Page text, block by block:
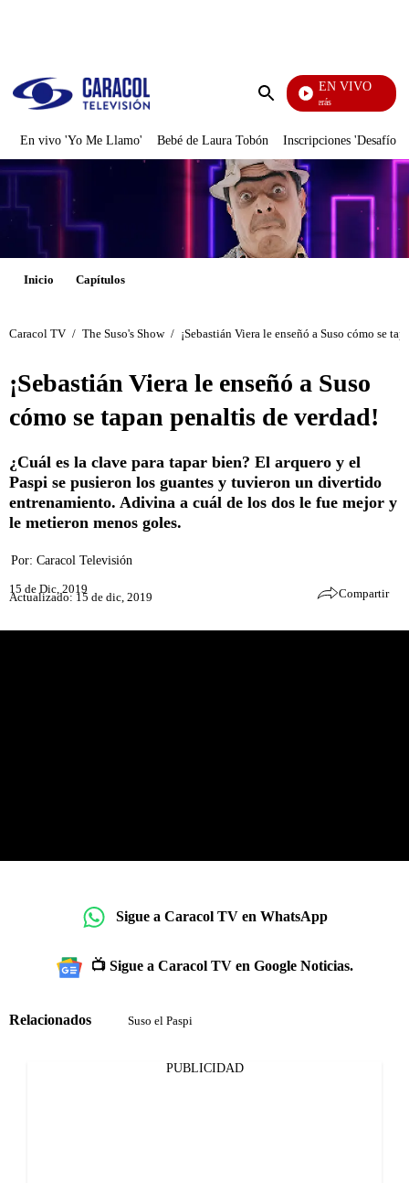
Enviar
EN VIVO
También Caerás
En vivo 'Yo Me Llamo' Bebé de Laura Tobón Inscripciones 'Desafío'
Inicio Capítulos
Caracol TV / The Suso's Show / ¡Sebastián Viera le enseñó a Suso cómo se
¡Sebastián Viera le enseñó a Suso
cómo se tapan penaltis de verdad!
¿Cuál es la clave para tapar bien? El arquero y el
Paspi se pusieron los guantes y tuvieron un divertido
entrenamiento. Adivina a cuál de los dos le fue mejor y
le metieron menos goles.
Por: Caracol Televisión
15 de Dic, 2019
Actualizado: 15 de dic, 2019 Compartir
Sigue a Caracol TV en WhatsApp
📺 Sigue a Caracol TV en Google Noticias.
Relacionados Suso el Paspi
PUBLICIDAD